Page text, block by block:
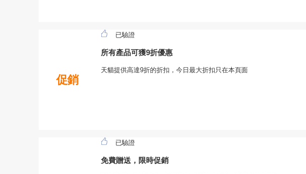
促銷
已驗證
所有產品可獲9折優惠
天貓提供高達9折的折扣，今日最大折扣只在本頁面
已驗證
免費贈送，限時促銷